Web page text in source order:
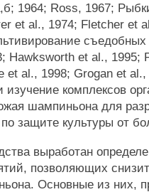
1964; Ross, 1967;
et al., 1974; Fletcher et
съедобных
Hawksworth et al., 1995;
et al., 1998; Grogan et
изучение комплексов
шампиньона для
защите культуры от
выработан
позволяющих
Основные из них,